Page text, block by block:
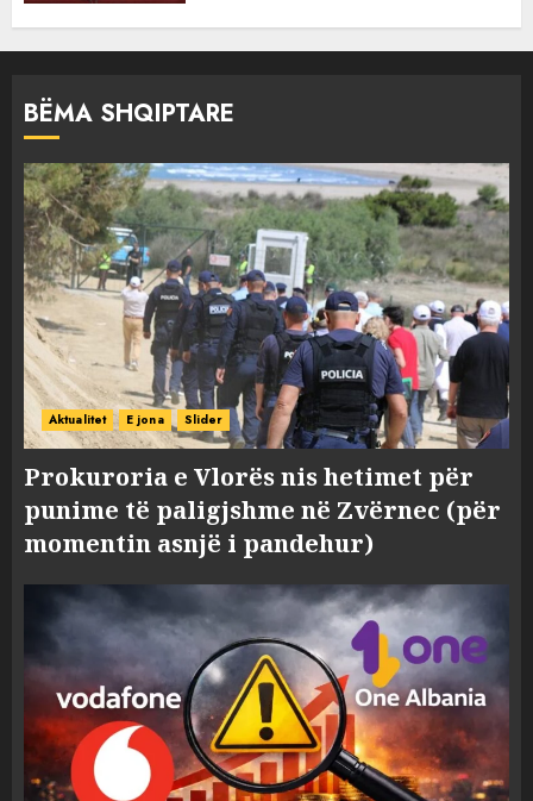
BËMA SHQIPTARE
Aktualitet E jona Slider
Prokuroria e Vlorës nis hetimet për
punime të paligjshme në Zvërnec (për
momentin asnjë i pandehur)